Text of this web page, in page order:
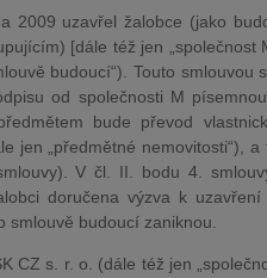
2009 uzavřel žalobce (jako
[dále též jen
budoucí“). Touto
od společnosti M
bude převod
jen „předmětné nemovitosti“),
V čl. II. bodu 4.
doručena výzva k
smlouvě budoucí zaniknou.
CZ s. r. o. (dále též jen